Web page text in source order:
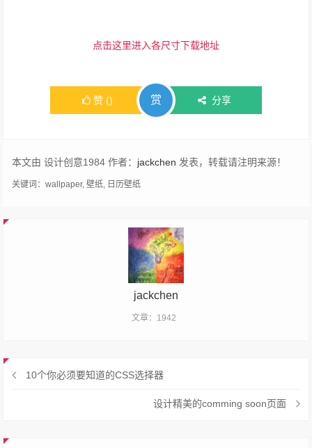
点击这里进入各尺寸下载地址
赞 () 赏 分享
本文由 设计创意1984 作者： jackchen 发表，转载请注明来源！
关键词：wallpaper,壁纸, 日历壁纸
jackchen
文章：1942
10个你必须要知道的CSS选择器
设计精美的comming soon页面